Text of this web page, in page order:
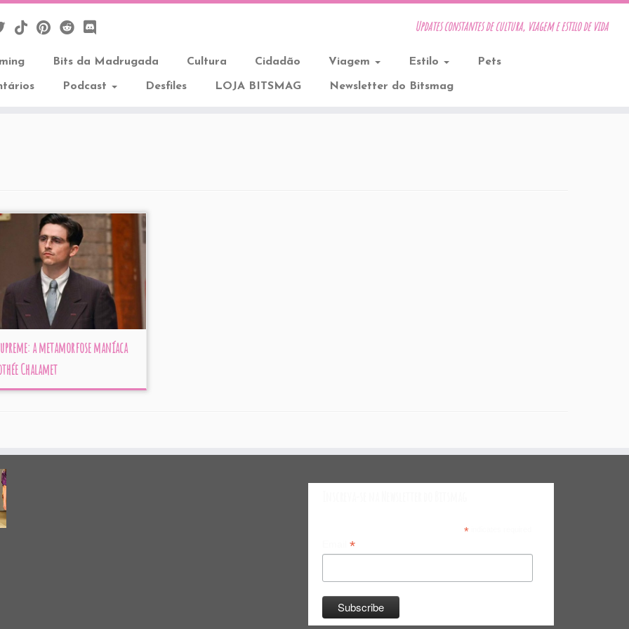
Updates constantes de cultura, viagem e estilo de vida
Bits da Madrugada Cultura Cidadão Viagem Estilo Pets
Podcast Desfiles LOJA BITSMAG Newsletter do Bitsmag
a metamorfose maníaca
Chalamet
*indicates required
*